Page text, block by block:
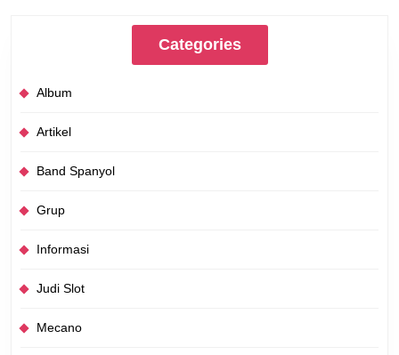
Categories
Album
Artikel
Band Spanyol
Grup
Informasi
Judi Slot
Mecano